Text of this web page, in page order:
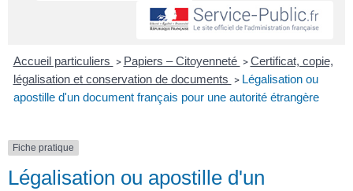
Accueil particuliers > Papiers – Citoyenneté > Certificat, copie,
légalisation et conservation de documents > Légalisation ou
apostille d'un document français pour une autorité étrangère
Fiche pratique
Légalisation ou apostille d'un